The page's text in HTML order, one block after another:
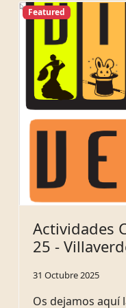
Featured
Actividades
25 -
31 Octubre 2025
Os dejamos aquí